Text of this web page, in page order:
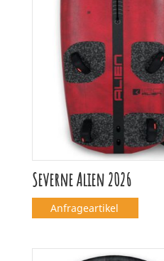
Severne Alien 2026
Anfrageartikel